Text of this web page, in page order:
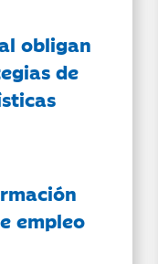
obligan
de
empleo